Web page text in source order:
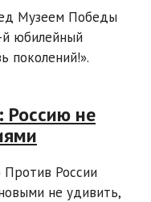
Музеем Победы
й юбилейный
поколений!».
Россию не
Против России
не удивить,